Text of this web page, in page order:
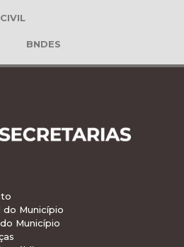
BNDES
do Município
Município